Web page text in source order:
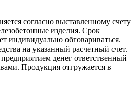
согласно выставленному счету
изделия. Срок
индивидуально обговариваться.
на указанный расчетный счет.
денег ответственный
Продукция отгружается в